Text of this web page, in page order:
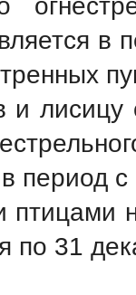
в
и
период
птицами
по 31